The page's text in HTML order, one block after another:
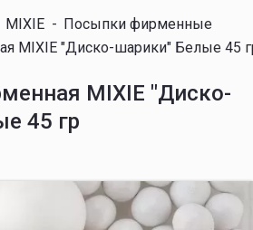
MIXIE - Посыпки фирменные
MIXIE "Диско-шарики" Белые 45
MIXIE "Диско-
45 гр